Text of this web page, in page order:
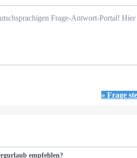
Frage-Antwort-Portal!
» Frage
empfehlen?